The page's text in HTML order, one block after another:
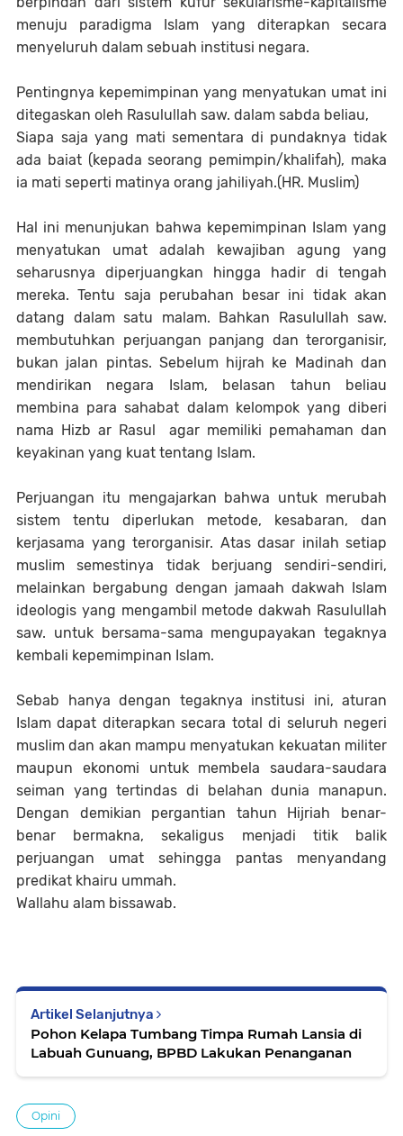
menuju paradigma Islam yang diterapkan secara
menyeluruh dalam sebuah institusi negara.
Pentingnya kepemimpinan yang menyatukan umat ini
ditegaskan oleh Rasulullah saw. dalam sabda beliau,
Siapa saja yang mati sementara di pundaknya tidak
ada baiat (kepada seorang pemimpin/khalifah), maka
ia mati seperti matinya orang jahiliyah.(HR. Muslim)
Hal ini menunjukan bahwa kepemimpinan Islam yang
menyatukan umat adalah kewajiban agung yang
seharusnya diperjuangkan hingga hadir di tengah
mereka. Tentu saja perubahan besar ini tidak akan
datang dalam satu malam. Bahkan Rasulullah saw.
membutuhkan perjuangan panjang dan terorganisir,
bukan jalan pintas. Sebelum hijrah ke Madinah dan
mendirikan negara Islam, belasan tahun beliau
membina para sahabat dalam kelompok yang diberi
nama Hizb ar Rasul agar memiliki pemahaman dan
keyakinan yang kuat tentang Islam.
Perjuangan itu mengajarkan bahwa untuk merubah
sistem tentu diperlukan metode, kesabaran, dan
kerjasama yang terorganisir. Atas dasar inilah setiap
muslim semestinya tidak berjuang sendiri-sendiri,
melainkan bergabung dengan jamaah dakwah Islam
ideologis yang mengambil metode dakwah Rasulullah
saw. untuk bersama-sama mengupayakan tegaknya
kembali kepemimpinan Islam.
Sebab hanya dengan tegaknya institusi ini, aturan
Islam dapat diterapkan secara total di seluruh negeri
muslim dan akan mampu menyatukan kekuatan militer
maupun ekonomi untuk membela saudara-saudara
seiman yang tertindas di belahan dunia manapun.
Dengan demikian pergantian tahun Hijriah benar-
benar bermakna, sekaligus menjadi titik balik
perjuangan umat sehingga pantas menyandang
predikat khairu ummah.
Wallahu alam bissawab.
Artikel Selanjutnya
Pohon Kelapa Tumbang Timpa Rumah Lansia di
Labuah Gunuang, BPBD Lakukan Penanganan
Opini